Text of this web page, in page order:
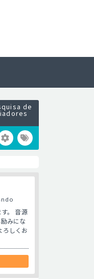
de
。 音源
みにな
ろしくお